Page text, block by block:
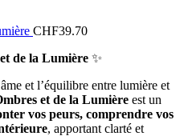
CHF39.70
de la Lumière ✨
et l’équilibre entre lumière et
et de la Lumière est un
vos peurs, comprendre vos
, apportant clarté et